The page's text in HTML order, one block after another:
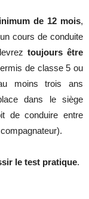
de 12 mois,
cours de conduite
toujours être
de classe 5 ou
moins trois ans
dans le siège
de conduire entre
le test pratique.